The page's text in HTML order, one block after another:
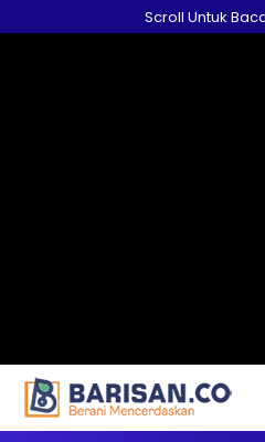
ke
Scroll Untuk